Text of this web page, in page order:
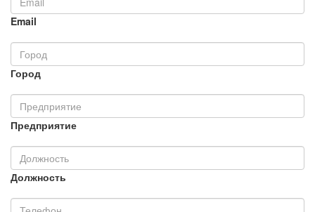
Email
Город
Предприятие
Должность